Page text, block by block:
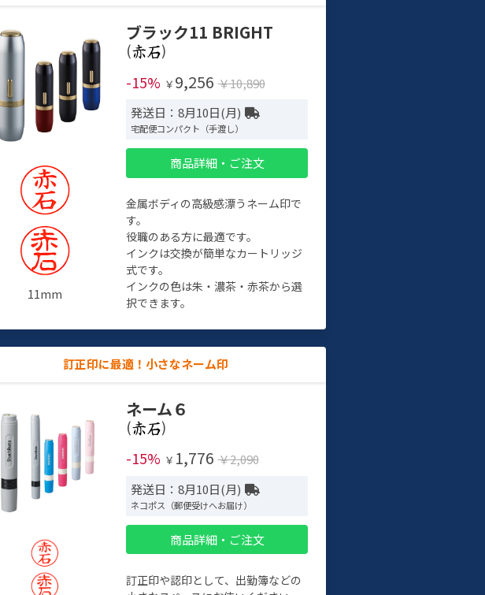
11mm
ブラック11 BRIGHT
(
)
-15% ￥ 9,256 ￥10,890
発送日：8月10日(月)
宅配便コンパクト（手渡し）
商品詳細・ご注文
金属ボディの高級感漂うネーム印で
す。
役職のある方に最適です。
インクは交換が簡単なカートリッジ
式です。
インクの色は朱・濃茶・赤茶から選
択できます。
訂正印に最適！小さなネーム印
ネーム６
(
)
-15% ￥ 1,776 ￥2,090
発送日：8月10日(月)
ネコポス（郵便受けへお届け）
商品詳細・ご注文
訂正印や認印として、出勤簿などの